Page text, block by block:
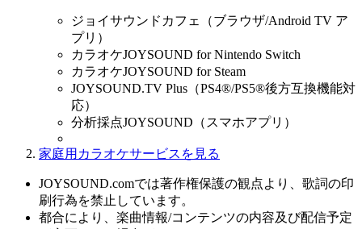
ジョイサウンドカフェ（ブラウザ/Android TV ア
プリ）
カラオケJOYSOUND for Nintendo Switch
カラオケJOYSOUND for Steam
JOYSOUND.TV Plus（PS4®/PS5®後方互換機能対
応）
分析採点JOYSOUND（スマホアプリ）
家庭用カラオケサービスを見る
JOYSOUND.comでは著作権保護の観点より、歌詞の印
刷行為を禁止しています。
都合により、楽曲情報/コンテンツの内容及び配信予定